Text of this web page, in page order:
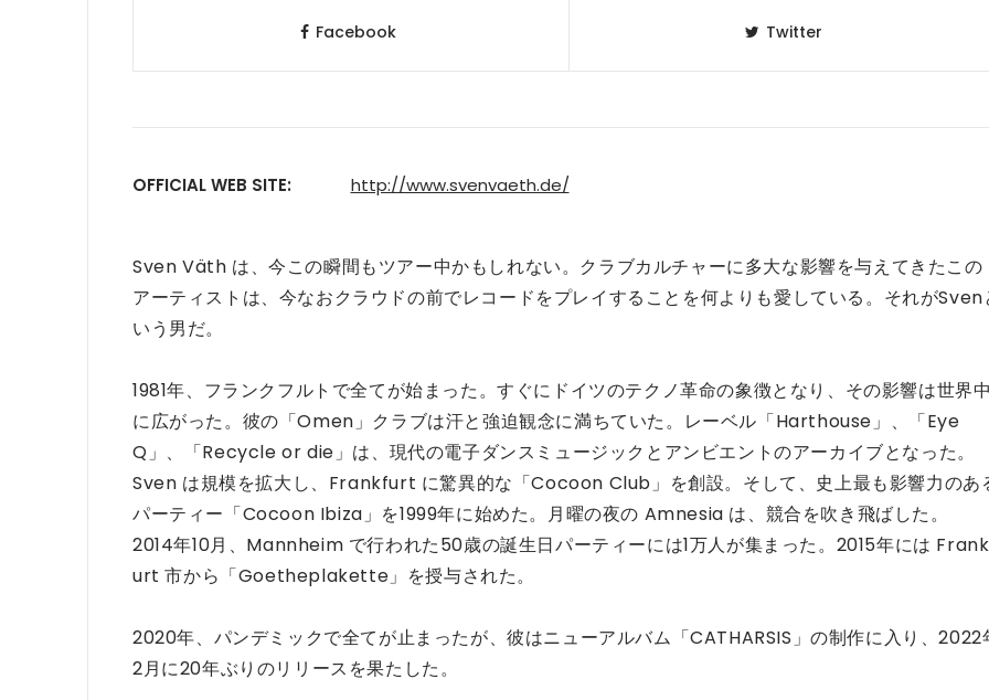
Facebook Twitter
OFFICIAL WEB SITE: http://www.svenvaeth.de/
Sven Väth は、今この瞬間もツアー中かもしれない。クラブカルチャーに多大な影響を与えてきたこの
アーティストは、今なおクラウドの前でレコードをプレイすることを何よりも愛している。それがSven
いう男だ。
1981年、フランクフルトで全てが始まった。すぐにドイツのテクノ革命の象徴となり、その影響は世界
に広がった。彼の「Omen」クラブは汗と強迫観念に満ちていた。レーベル「Harthouse」、「Eye
Q」、「Recycle or die」は、現代の電子ダンスミュージックとアンビエントのアーカイブとなった。
Sven は規模を拡大し、Frankfurt に驚異的な「Cocoon Club」を創設。そして、史上最も影響力のあ
パーティー「Cocoon Ibiza」を1999年に始めた。月曜の夜の Amnesia は、競合を吹き飛ばした。
2014年10月、Mannheim で行われた50歳の誕生日パーティーには1万人が集まった。2015年には
urt 市から「Goetheplakette」を授与された。
2020年、パンデミックで全てが止まったが、彼はニューアルバム「CATHARSIS」の制作に入り、2022
2月に20年ぶりのリリースを果たした。